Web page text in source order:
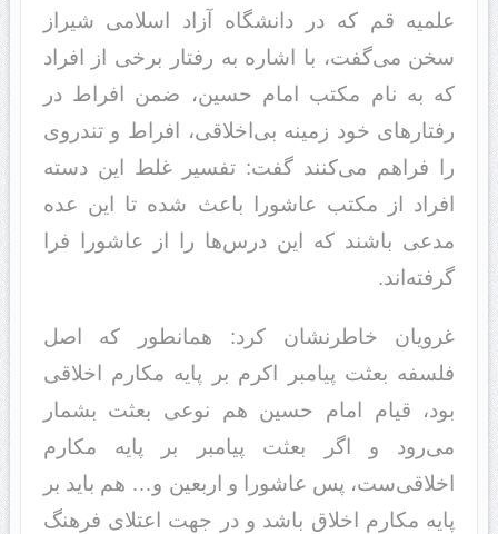
علمیه قم که در دانشگاه آزاد اسلامی شیراز
سخن می‌گفت، با اشاره به رفتار برخی از افراد
که به نام مکتب امام حسین، ضمن افراط در
رفتارهای خود زمینه بی‌اخلاقی، افراط و تندروی
را فراهم می‌کنند گفت: تفسیر غلط این دسته
افراد از مکتب عاشورا باعث شده تا این عده
مدعی باشند که این درس‌ها را از عاشورا فرا
گرفته‌اند.
غرویان خاطرنشان کرد: همانطور که اصل
فلسفه بعثت پیامبر اکرم بر پایه مکارم اخلاقی
بود، قیام امام حسین هم نوعی بعثت بشمار
می‌رود و اگر بعثت پیامبر بر پایه مکارم
اخلاقی‌ست، پس عاشورا و اربعین و… هم باید بر
پایه مکارم اخلاق باشد و در جهت اعتلای فرهنگ